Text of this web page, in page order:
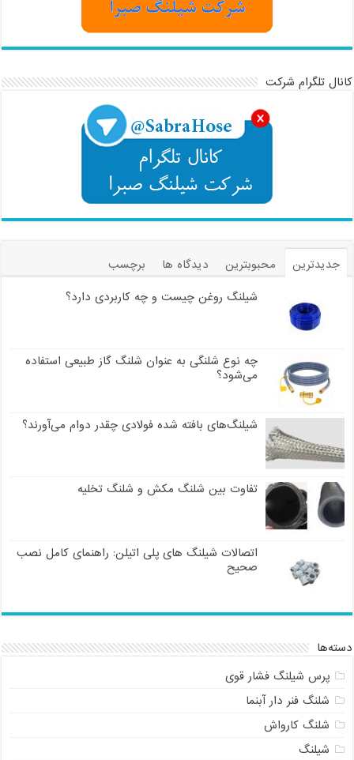
کانال تلگرام شرکت
جدیدترین محبوبترین دیدگاه ها
برچسب
شیلنگ روغن چیست و چه کاربردی دارد؟
چه نوع شلنگی به عنوان شلنگ گاز طبیعی استفاده
می‌شود؟
شیلنگ‌های بافته شده فولادی چقدر دوام می‌آورند؟
تفاوت بین شلنگ مکش و شلنگ تخلیه
اتصالات شیلنگ های پلی اتیلن: راهنمای کامل نصب
صحیح
دسته‌ها
پرس شیلنگ فشار قوی
شلنگ فنر دار آبنما
شلنگ کارواش
شیلنگ